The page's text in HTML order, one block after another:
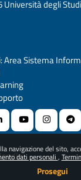
navigazione del sito,
dati personali
Prosegui
Università degli
Area Sistema